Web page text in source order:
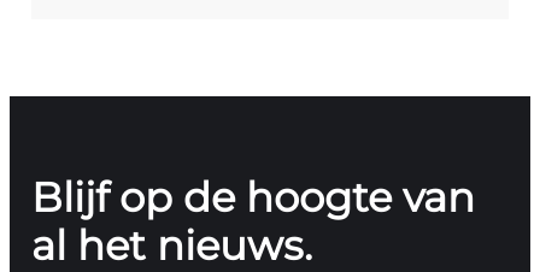
Blijf op de hoogte van
al het nieuws.